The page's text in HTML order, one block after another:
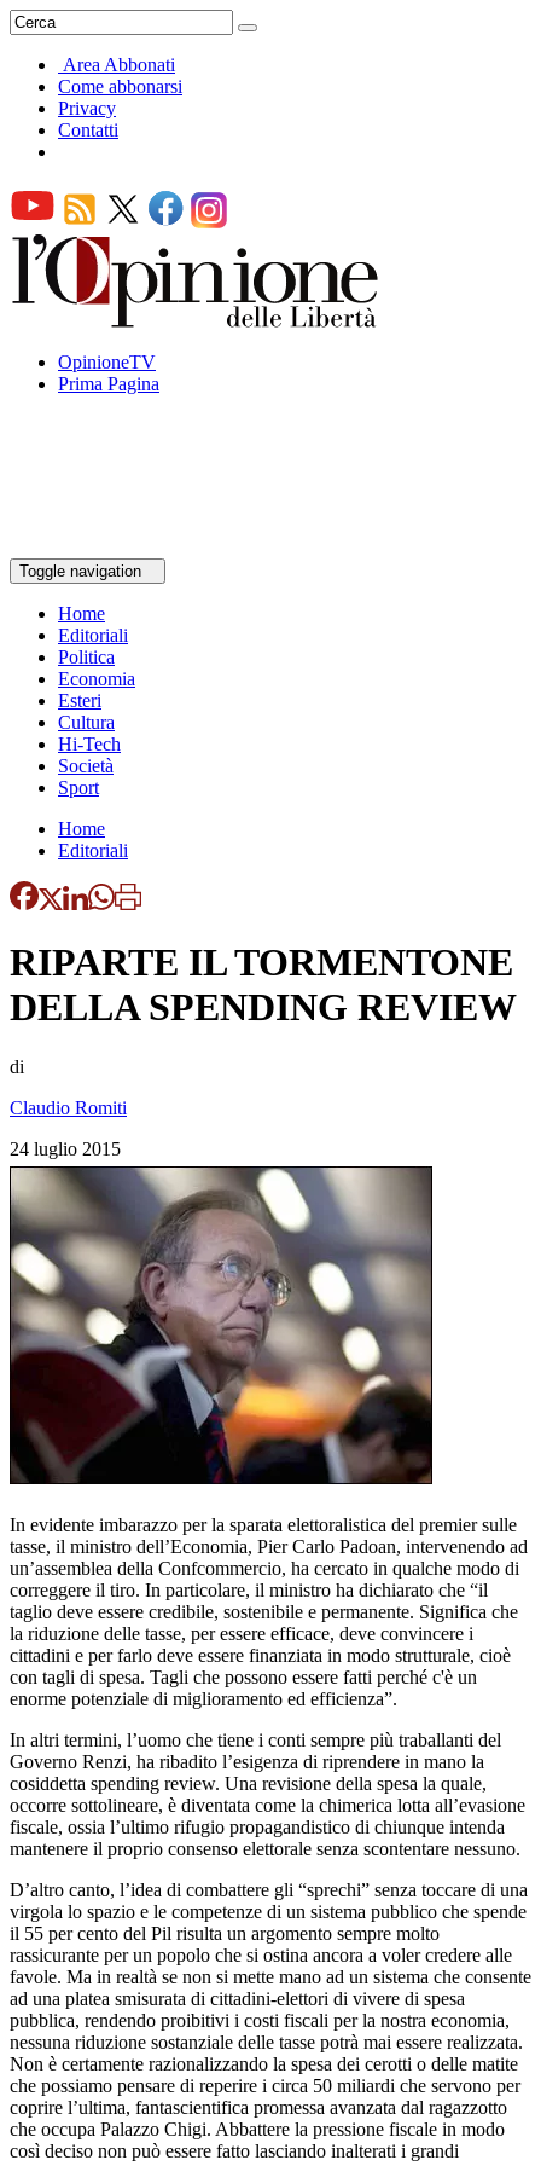
Area Abbonati
Come abbonarsi
Privacy
Contatti
OpinioneTV
Prima Pagina
Toggle navigation
Home
Editoriali
Politica
Economia
Esteri
Cultura
Hi-Tech
Società
Sport
Home
Editoriali
RIPARTE IL TORMENTONE
DELLA SPENDING REVIEW
di
Claudio Romiti
24 luglio 2015
In evidente imbarazzo per la sparata elettoralistica del premier sulle
tasse, il ministro dell’Economia, Pier Carlo Padoan, intervenendo ad
un’assemblea della Confcommercio, ha cercato in qualche modo di
correggere il tiro. In particolare, il ministro ha dichiarato che “il
taglio deve essere credibile, sostenibile e permanente. Significa che
la riduzione delle tasse, per essere efficace, deve convincere i
cittadini e per farlo deve essere finanziata in modo strutturale, cioè
con tagli di spesa. Tagli che possono essere fatti perché c'è un
enorme potenziale di miglioramento ed efficienza”.
In altri termini, l’uomo che tiene i conti sempre più traballanti del
Governo Renzi, ha ribadito l’esigenza di riprendere in mano la
cosiddetta spending review. Una revisione della spesa la quale,
occorre sottolineare, è diventata come la chimerica lotta all’evasione
fiscale, ossia l’ultimo rifugio propagandistico di chiunque intenda
mantenere il proprio consenso elettorale senza scontentare nessuno.
D’altro canto, l’idea di combattere gli “sprechi” senza toccare di una
virgola lo spazio e le competenze di un sistema pubblico che spende
il 55 per cento del Pil risulta un argomento sempre molto
rassicurante per un popolo che si ostina ancora a voler credere alle
favole. Ma in realtà se non si mette mano ad un sistema che consente
ad una platea smisurata di cittadini-elettori di vivere di spesa
pubblica, rendendo proibitivi i costi fiscali per la nostra economia,
nessuna riduzione sostanziale delle tasse potrà mai essere realizzata.
Non è certamente razionalizzando la spesa dei cerotti o delle matite
che possiamo pensare di reperire i circa 50 miliardi che servono per
coprire l’ultima, fantascientifica promessa avanzata dal ragazzotto
che occupa Palazzo Chigi. Abbattere la pressione fiscale in modo
così deciso non può essere fatto lasciando inalterati i grandi